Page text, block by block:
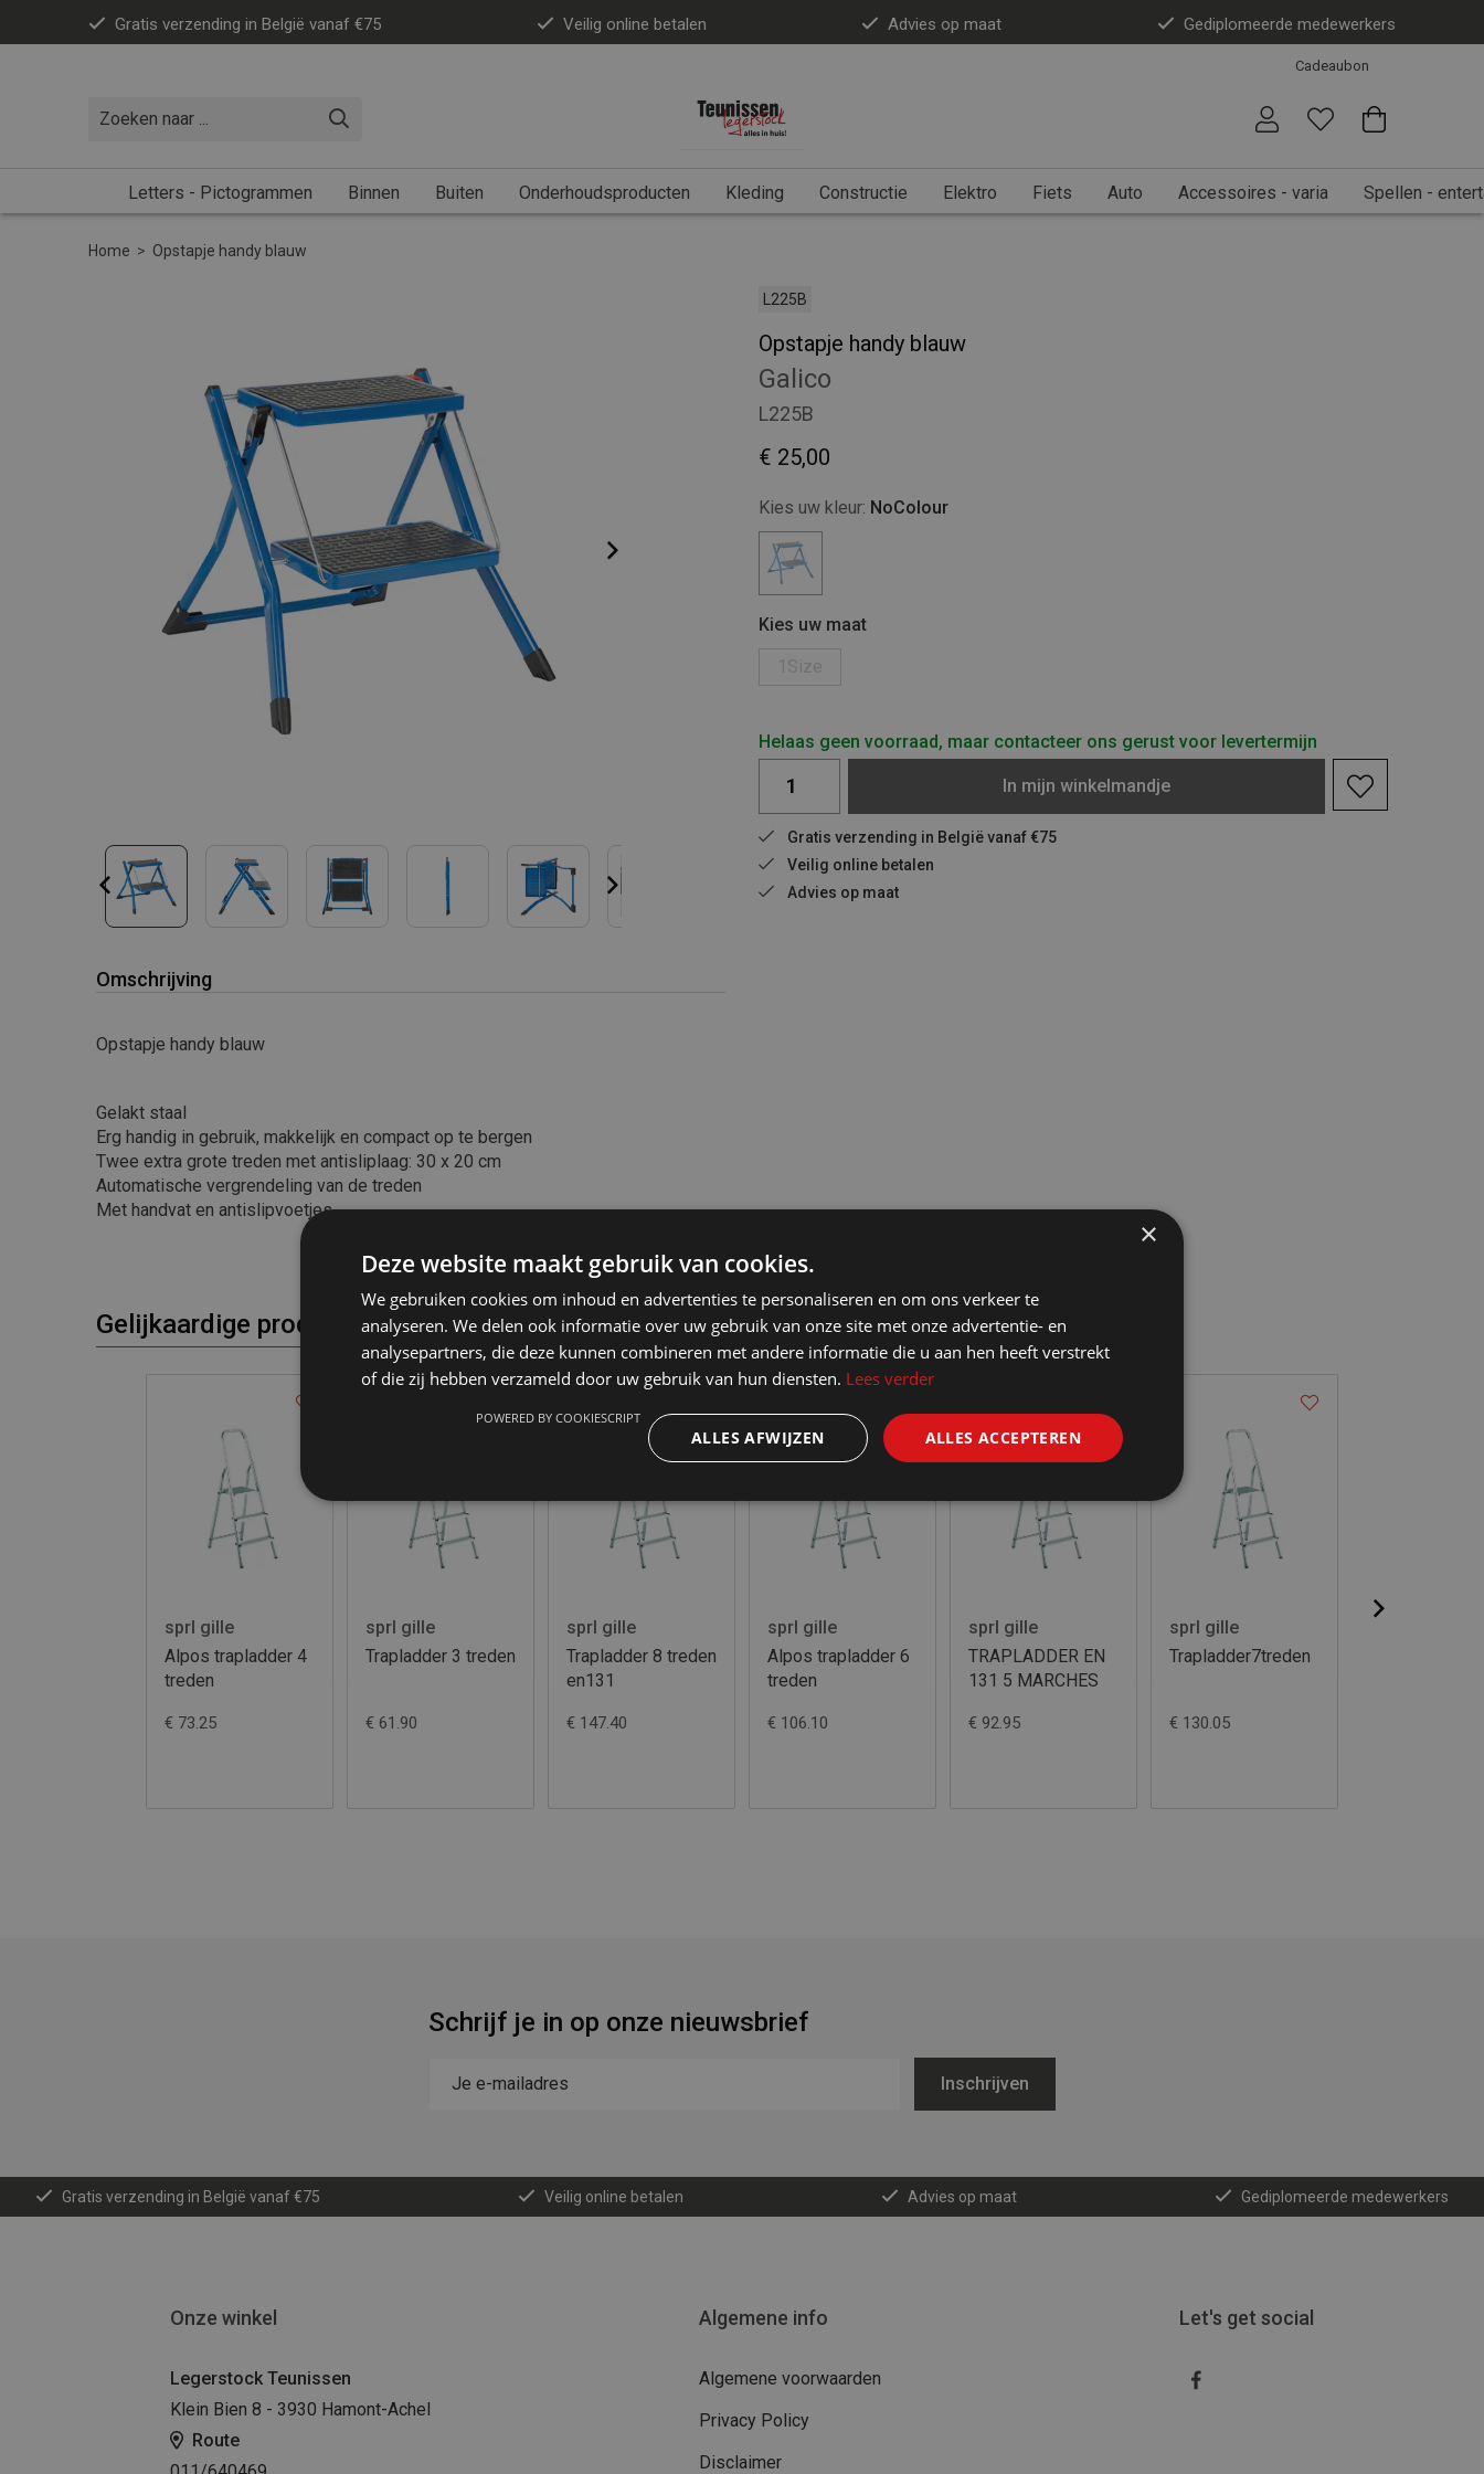
Gratis verzending in België vanaf €75 Veilig online betalen Advies op maat Gediplomeerde medewerkers
Cadeaubon
Letters - Pictogrammen Binnen Buiten Onderhoudsproducten Kleding Constructie Elektro Fiets Auto Accessoires - varia Spellen -
Home > Opstapje handy blauw
L225B
Opstapje handy blauw
Galico
L225B
€ 25,00
Kies uw kleur: NoColour
Kies uw maat
Helaas geen voorraad, maar contacteer ons gerust voor levertermijn
In mijn winkelmandje
Gratis verzending in België vanaf €75
Veilig online betalen
Advies op maat
Omschrijving
Opstapje handy blauw
Gelakt staal
Erg handig in gebruik, makkelijk en compact op te bergen
Twee extra grote treden met antisliplaag: 30 x 20 cm
Automatische vergrendeling van de treden
Met handvat en antislipvoetjes
Gelijkaardige producten
sprl gille
Alpos trapladder 4
treden
€ 73.25
sprl gille
Trapladder 3 treden
€ 61.90
sprl gille
Trapladder 8 treden
en131
€ 147.40
sprl gille
Alpos trapladder 6
treden
€ 106.10
sprl gille
TRAPLADDER EN
131 5 MARCHES
€ 92.95
sprl gille
Trapladder7treden
€ 130.05
Schrijf je in op onze nieuwsbrief
Inschrijven
Gratis verzending in België vanaf €75 Veilig online betalen Advies op maat Gediplomeerde medewerkers
Onze winkel
Legerstock Teunissen
Klein Bien 8 - 3930 Hamont-Achel
Route
Algemene info
Algemene voorwaarden
Privacy Policy
Disclaimer
Let's get social
×
Deze website maakt gebruik van cookies.
We gebruiken cookies om inhoud en advertenties te personaliseren en om ons verkeer te
analyseren. We delen ook informatie over uw gebruik van onze site met onze advertentie- en
analysepartners, die deze kunnen combineren met andere informatie die u aan hen heeft verstrekt
of die zij hebben verzameld door uw gebruik van hun diensten. Lees verder
ALLES ACCEPTEREN
ALLES AFWIJZEN
POWERED BY COOKIESCRIPT